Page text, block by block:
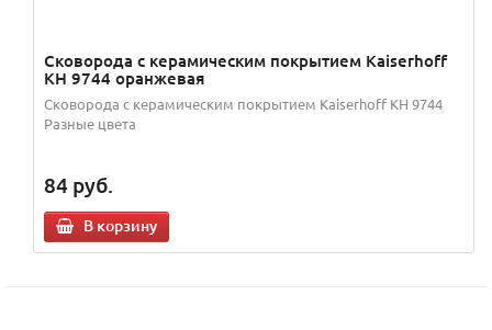
Сковорода с керамическим покрытием Kaiserhoff
KH 9744 оранжевая
Сковорода с керамическим покрытием Kaiserhoff KH 9744
Разные цвета
84 руб.
В корзину